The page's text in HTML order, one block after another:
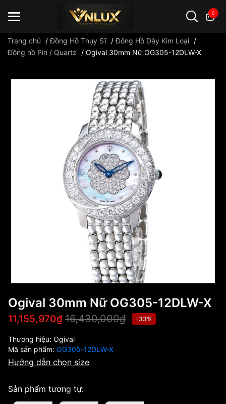
0
Trang chủ /Đồng Hồ Thụy Sĩ /Đông Hồ Dây Kim Loại /
Đồng hồ Pin / Quartz
/ Ogival 30mm Nữ OG305-12DLW-X
Ogival 30mm Nữ OG305-12DLW-X
11,155,970₫ 16,430,000₫ -33%
Thương hiệu: Ogival
Mã sản phẩm: OG305-12DLW-X
Hướng dẫn chọn size
Sản phẩm tương tự: